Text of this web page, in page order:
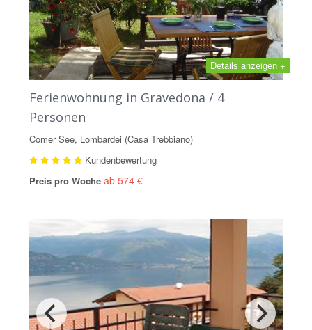
Details anzeigen +
Ferienwohnung in Gravedona / 4
Personen
Comer See, Lombardei (Casa Trebbiano)
Kundenbewertung
Preis pro Woche ab 574 €